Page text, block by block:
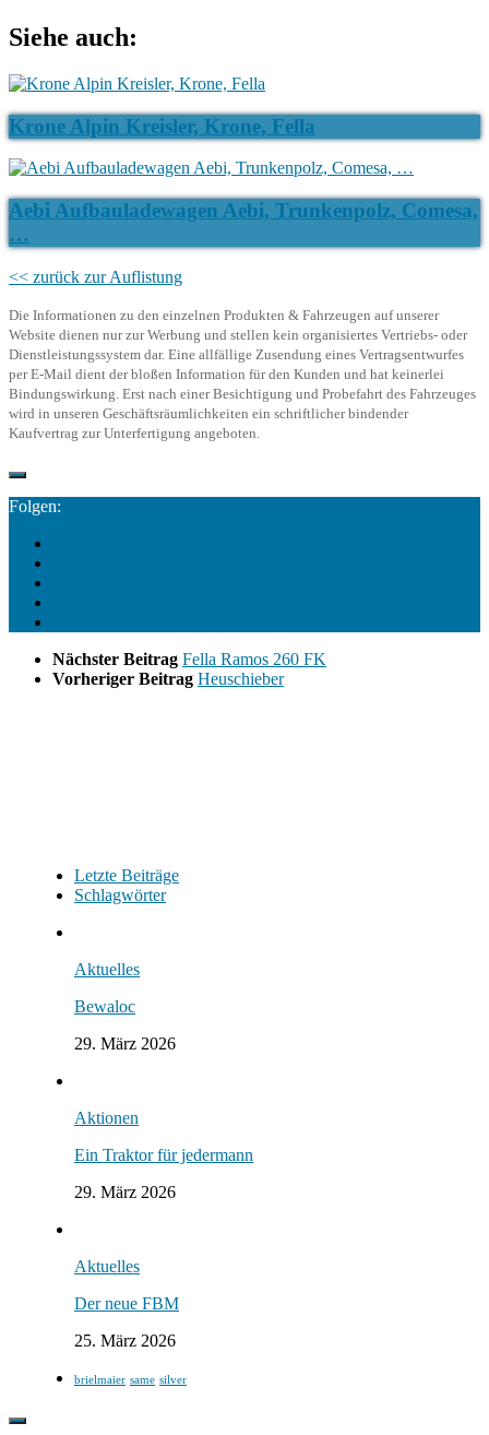
Siehe auch:
Krone Alpin Kreisler, Krone, Fella
Aebi Aufbauladewagen Aebi, Trunkenpolz, Comesa,
…
<< zurück zur Auflistung
Die Informationen zu den einzelnen Produkten & Fahrzeugen auf unserer
Website dienen nur zur Werbung und stellen kein organisiertes Vertriebs- oder
Dienstleistungssystem dar. Eine allfällige Zusendung eines Vertragsentwurfes
per E-Mail dient der bloßen Information für den Kunden und hat keinerlei
Bindungswirkung. Erst nach einer Besichtigung und Probefahrt des Fahrzeuges
wird in unseren Geschäftsräumlichkeiten ein schriftlicher bindender
Kaufvertrag zur Unterfertigung angeboten.
Folgen:
Nächster Beitrag Fella Ramos 260 FK
Vorheriger Beitrag Heuschieber
Letzte Beiträge
Schlagwörter
Aktuelles
Bewaloc
29. März 2026
Aktionen
Ein Traktor für jedermann
29. März 2026
Aktuelles
Der neue FBM
25. März 2026
brielmaier same silver